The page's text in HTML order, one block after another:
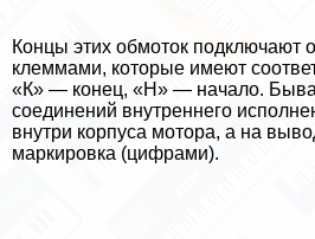
Концы этих обмоток подключают
клеммами, которые имеют
«К» — конец, «Н» — начало.
соединений внутреннего
внутри корпуса мотора, а на
маркировка (цифрами).